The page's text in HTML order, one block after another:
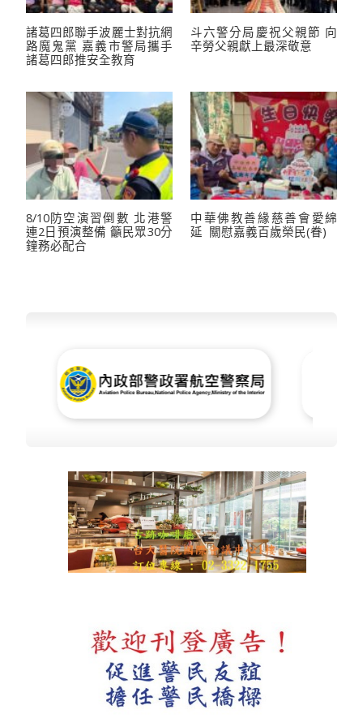
諸葛四郎聯手波麗士對抗網
路魔鬼黨 嘉義市警局攜手
諸葛四郎推安全教育
斗六警分局慶祝父親節 向
辛勞父親獻上最深敬意
8/10防空演習倒數 北港警
連2日預演整備 籲民眾30分
鐘務必配合
中華佛教善緣慈善會愛綿
延 關慰嘉義百歲榮民(眷)